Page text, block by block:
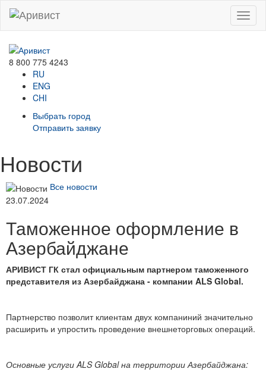
Menu
8 800 775 4243
RU
ENG
CHI
Выбрать город
Отправить заявку
Новости
Все новости
23.07.2024
Таможенное оформление в
Азербайджане
АРИВИСТ ГК стал официальным партнером таможенного
представителя из Азербайджана - компании ALS Global.
Партнерство позволит клиентам двух компаниний значительно
расширить и упростить проведение внешнеторговых операций.
Основные услуги ALS Global на территории Азербайджана: